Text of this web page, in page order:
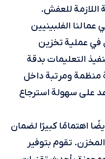
اللازمة للعفش.
عمالنا الفلبينيين
في عملية تخزين
التعليمات بدقة
منظمة ومرتبة داخل
على سهولة استرجاع
اهتمامًا كبيرًا لضمان
تقوم بتوفير